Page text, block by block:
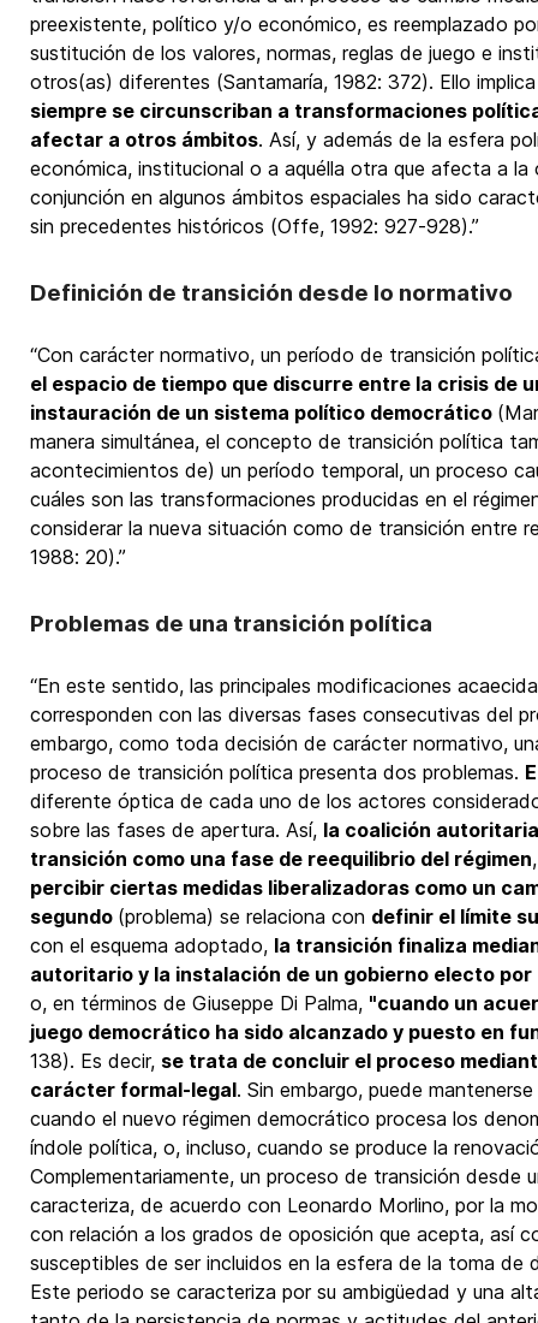
preexistente, político y/o económico, es reemplazado
sustitución de los valores, normas, reglas de juego e
otros(as) diferentes (Santamaría, 1982: 372). Ello
siempre se circunscriban a transformaciones
afectar a otros ámbitos. Así, y además de la esfera
económica, institucional o a aquélla otra que afecta a
conjunción en algunos ámbitos espaciales ha sido
sin precedentes históricos (Offe, 1992: 927-928).”
Definición de transición desde lo normativo
“Con carácter normativo, un período de transición
el espacio de tiempo que discurre entre la crisis de
instauración de un sistema político democrático
manera simultánea, el concepto de transición política
acontecimientos de) un período temporal, un proceso
cuáles son las transformaciones producidas en el
considerar la nueva situación como de transición entre
1988: 20).”
Problemas de una transición política
“En este sentido, las principales modificaciones
corresponden con las diversas fases consecutivas del
embargo, como toda decisión de carácter normativo,
proceso de transición política presenta dos problemas.
diferente óptica de cada uno de los actores
sobre las fases de apertura. Así, la coalición
transición como una fase de reequilibrio del régimen
percibir ciertas medidas liberalizadoras como un
segundo (problema) se relaciona con definir el límite
con el esquema adoptado, la transición finaliza
autoritario y la instalación de un gobierno electo
o, en términos de Giuseppe Di Palma, "cuando un
juego democrático ha sido alcanzado y puesto en
138). Es decir, se trata de concluir el proceso
carácter formal-legal. Sin embargo, puede
cuando el nuevo régimen democrático procesa los
índole política, o, incluso, cuando se produce la
Complementariamente, un proceso de transición desde
caracteriza, de acuerdo con Leonardo Morlino, por la
con relación a los grados de oposición que acepta, así
susceptibles de ser incluidos en la esfera de la toma de
Este periodo se caracteriza por su ambigüedad y una